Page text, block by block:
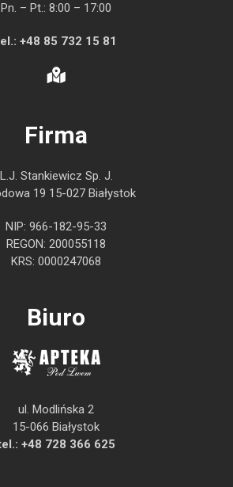
Pn. – Pt.: 8:00 – 17:00
+48 85 732 15 81
Firma
L.J. Stankiewicz Sp. J.
19 15-027 Białystok
NIP: 966-182-95-33
REGON: 200055118
KRS: 0000247068
Biuro
ul. Modlińska 2
15-066 Białystok
+48 728 366 625